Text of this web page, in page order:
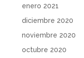
enero 2021
diciembre 2020
noviembre 2020
octubre 2020